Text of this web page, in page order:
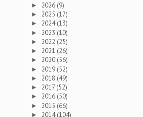
► 2026 (9)
► 2025 (17)
► 2024(13)
► 2023 (10)
► 2022 (25)
► 2021 (26)
► 2020 (56)
► 2019 (52)
► 2018 (49)
► 2017 (52)
► 2016 (50)
► 2015 (66)
► 2014(104)